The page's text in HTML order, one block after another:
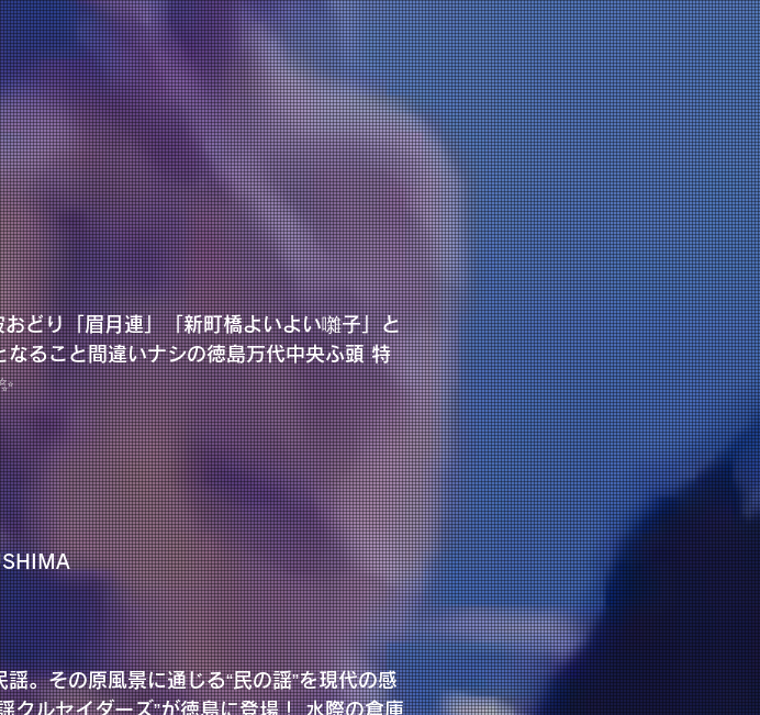
どり「眉月連」「新町橋よいよい囃子」と
ること間違いナシの徳島万代中央ふ頭 特
。その原風景に通じる“民の謡”を現代の感
クルセイダーズ”が徳島に登場！ 水際の倉庫